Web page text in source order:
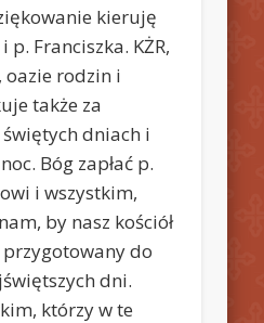
kieruję
p. Franciszka. KŻR,
oazie rodzin i
także za
dniach i
Bóg zapłać p.
i wszystkim,
by nasz kościół
do
dni.
którzy w te